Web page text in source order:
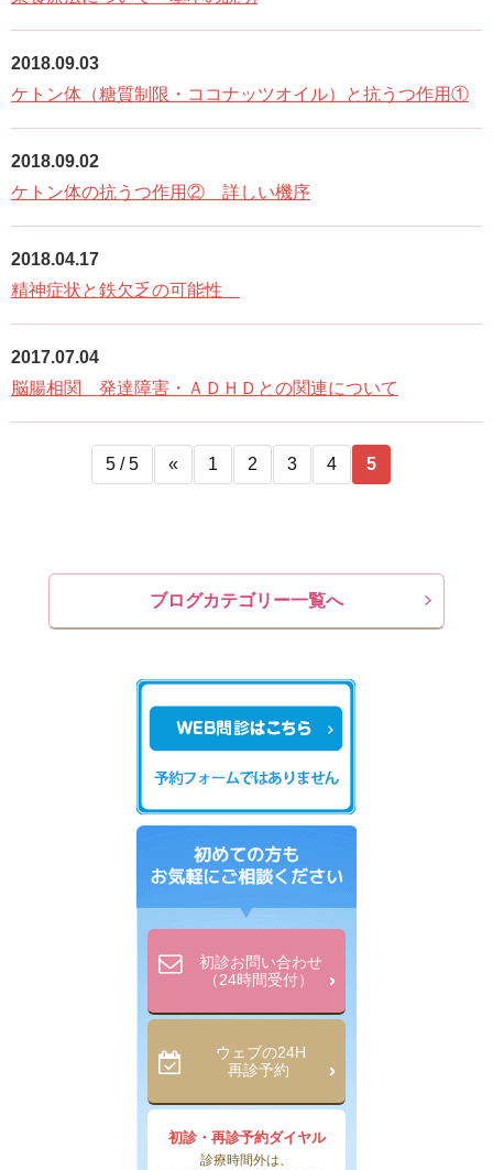
2018.09.03
ケトン体（糖質制限・ココナッツオイル）と抗うつ作用①
2018.09.02
ケトン体の抗うつ作用② 詳しい機序
2018.04.17
精神症状と鉄欠乏の可能性
2017.07.04
脳腸相関 発達障害・ＡＤＨＤとの関連について
5 / 5 « 1 2 3 4 5
ブログカテゴリー一覧へ
初診お問い合わせ
（24時間受付）
ウェブの24H
再診予約
初診・再診予約ダイヤル
診療時間外は、